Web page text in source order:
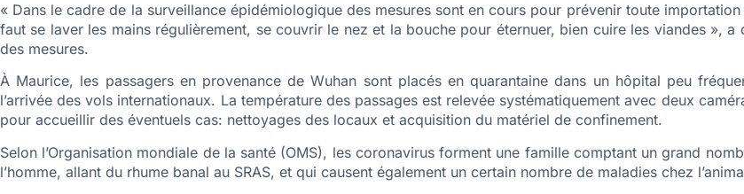
« Dans le cadre de la surveillance épidémiologique des mesures sont en cours pour prévenir toute
faut se laver les mains régulièrement, se couvrir le nez et la bouche pour éternuer, bien cuire les viandes »,
des mesures.
À Maurice, les passagers en provenance de Wuhan sont placés en quarantaine dans un hôpital peu
l’arrivée des vols internationaux. La température des passages est relevée systématiquement avec deux
pour accueillir des éventuels cas: nettoyages des locaux et acquisition du matériel de confinement.
Selon l’Organisation mondiale de la santé (OMS), les coronavirus forment une famille comptant un grand
l’homme, allant du rhume banal au SRAS, et qui causent également un certain nombre de maladies chez